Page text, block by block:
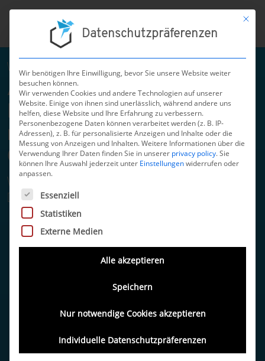
WHITEPAPER: MARKET ACCESS
Alle Wege in die
Kostenerstattung für
medizinische Software und
Gesundheits-Apps (2025)
Wie man digitale Gesundheits-Lösungen in
Deutschland monetarisieren kann
Mit
Datenschutzpräferenzen
Wir benötigen Ihre Einwilligung, bevor Sie unsere Website weiter
besuchen können.
Wir verwenden Cookies und andere Technologien auf unserer
Website. Einige von ihnen sind unerlässlich, während andere uns
helfen, diese Website und Ihre Erfahrung zu verbessern.
Personenbezogene Daten können verarbeitet werden (z. B. IP-
Adressen), z. B. für personalisierte Anzeigen und Inhalte oder die
Messung von Anzeigen und Inhalten.Weitere Informationen über die
Verwendung Ihrer Daten finden Sie in unserer privacy policy.Sie
können Ihre Auswahl jederzeit unter Einstellungenwiderrufen oder
anpassen.
Es folgt eine Liste der Service-Gruppen, für die eine
Essenziell
Statistiken
Externe Medien
Alle akzeptieren
Speichern
Nur notwendige Cookies akzeptieren
Individuelle Datenschutzpräferenzen